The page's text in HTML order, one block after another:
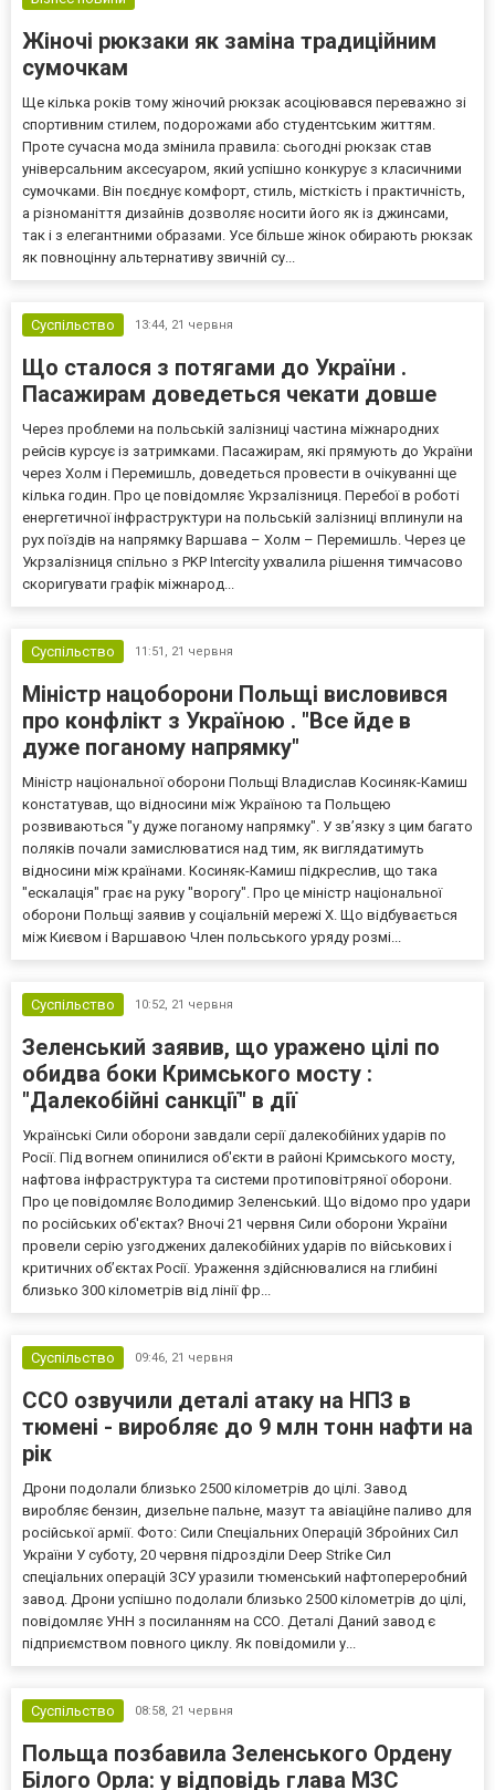
Жіночі рюкзаки як заміна традиційним
сумочкам
Ще кілька років тому жіночий рюкзак асоціювався переважно зі
спортивним стилем, подорожами або студентським життям.
Проте сучасна мода змінила правила: сьогодні рюкзак став
універсальним аксесуаром, який успішно конкурує з класичними
сумочками. Він поєднує комфорт, стиль, місткість і практичність,
а різноманіття дизайнів дозволяє носити його як із джинсами,
так і з елегантними образами. Усе більше жінок обирають рюкзак
як повноцінну альтернативу звичній су...
Суспільство 13:44, 21 червня
Що сталося з потягами до України .
Пасажирам доведеться чекати довше
Через проблеми на польській залізниці частина міжнародних
рейсів курсує із затримками. Пасажирам, які прямують до України
через Холм і Перемишль, доведеться провести в очікуванні ще
кілька годин. Про це повідомляє Укрзалізниця. Перебої в роботі
енергетичної інфраструктури на польській залізниці вплинули на
рух поїздів на напрямку Варшава – Холм – Перемишль. Через це
Укрзалізниця спільно з PKP Intercity ухвалила рішення тимчасово
скоригувати графік міжнарод...
Суспільство 11:51, 21 червня
Міністр нацоборони Польщі висловився
про конфлікт з Україною . "Все йде в
дуже поганому напрямку"
Міністр національної оборони Польщі Владислав Косиняк-Камиш
констатував, що відносини між Україною та Польщею
розвиваються "у дуже поганому напрямку". У зв’язку з цим багато
поляків почали замислюватися над тим, як виглядатимуть
відносини між країнами. Косиняк-Камиш підкреслив, що така
"ескалація" грає на руку "ворогу". Про це міністр національної
оборони Польщі заявив у соціальній мережі Х. Що відбувається
між Києвом і Варшавою Член польського уряду розмі...
Суспільство 10:52, 21 червня
Зеленський заявив, що уражено цілі по
обидва боки Кримського мосту :
"Далекобійні санкції" в дії
Українські Сили оборони завдали серії далекобійних ударів по
Росії. Під вогнем опинилися об'єкти в районі Кримського мосту,
нафтова інфраструктура та системи протиповітряної оборони.
Про це повідомляє Володимир Зеленський. Що відомо про удари
по російських об'єктах? Вночі 21 червня Сили оборони України
провели серію узгоджених далекобійних ударів по військових і
критичних об’єктах Росії. Ураження здійснювалися на глибині
близько 300 кілометрів від лінії фр...
Суспільство 09:46, 21 червня
ССО озвучили деталі атаку на НПЗ в
тюмені - виробляє до 9 млн тонн нафти на
рік
Дрони подолали близько 2500 кілометрів до цілі. Завод
виробляє бензин, дизельне пальне, мазут та авіаційне паливо для
російської армії. Фото: Сили Спеціальних Операцій Збройних Сил
України У суботу, 20 червня підрозділи Deep Strike Сил
спеціальних операцій ЗСУ уразили тюменський нафтопереробний
завод. Дрони успішно подолали близько 2500 кілометрів до цілі,
повідомляє УНН з посиланням на ССО. Деталі Даний завод є
підприємством повного циклу. Як повідомили у...
Суспільство 08:58, 21 червня
Польща позбавила Зеленського Ордену
Білого Орла: у відповідь глава МЗС